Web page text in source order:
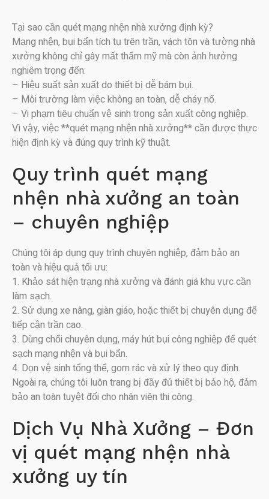
Tại sao cần quét mạng nhện nhà xưởng định kỳ?
Mạng nhện, bụi bẩn tích tụ trên trần, vách tôn và tường nhà
xưởng không chỉ gây mất thẩm mỹ mà còn ảnh hưởng
nghiêm trọng đến:
– Hiệu suất sản xuất do thiết bị dễ bám bụi.
– Môi trường làm việc không an toàn, dễ cháy nổ.
– Vi phạm tiêu chuẩn vệ sinh trong sản xuất công nghiệp.
Vì vậy, việc **quét mạng nhện nhà xưởng** cần được thực
hiện định kỳ và đúng quy trình kỹ thuật.
Quy trình quét mạng
nhện nhà xưởng an toàn
– chuyên nghiệp
Chúng tôi áp dụng quy trình chuyên nghiệp, đảm bảo an
toàn và hiệu quả tối ưu:
1. Khảo sát hiện trạng nhà xưởng và đánh giá khu vực cần
làm sạch.
2. Sử dụng xe nâng, giàn giáo, hoặc thiết bị chuyên dụng để
tiếp cận trần cao.
3. Dùng chổi chuyên dụng, máy hút bụi công nghiệp để quét
sạch mạng nhện và bụi bẩn.
4. Dọn vệ sinh tổng thể, gom rác và xử lý theo quy định.
Ngoài ra, chúng tôi luôn trang bị đầy đủ thiết bị bảo hộ, đảm
bảo an toàn tuyệt đối cho nhân viên thi công.
Dịch Vụ Nhà Xưởng – Đơn
vị quét mạng nhện nhà
xưởng uy tín